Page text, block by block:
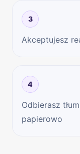
3
Akceptujesz
4
Odbierasz
papierowo